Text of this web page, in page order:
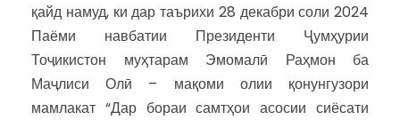
қайд намуд, ки дар таърихи 28 декабри соли 2024
Паёми навбатии Президенти Ҷумҳурии
Тоҷикистон муҳтарам Эмомалӣ Раҳмон ба
Маҷлиси Олӣ – мақоми олии қонунгузори
мамлакат “Дар бораи самтҳои асосии сиёсати